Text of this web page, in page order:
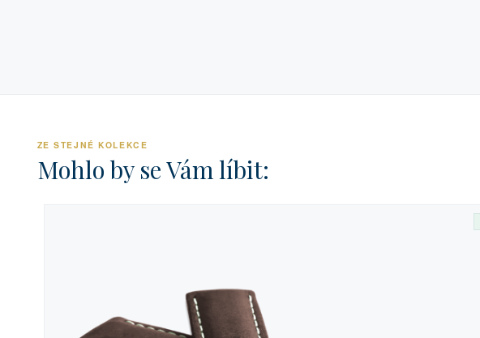
ZE STEJNÉ KOLEKCE
Mohlo by se Vám líbit: